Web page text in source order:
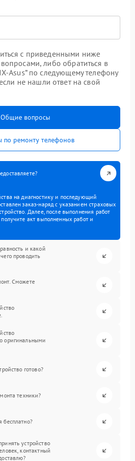
с приведенными ниже
либо обратиться в
Asus” по следующему телефону
не нашли ответ на свой
Общие вопросы
по ремонту телефонов
на диагностику и последующий
заказ-наряд с указанием страховых
Далее, после выполнения работ
акт выполненных работ и
и какой
проводить
Сможете
оригинальными
готово?
техники?
бесплатно?
устройство
контактный